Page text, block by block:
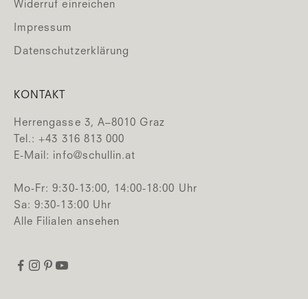
Widerruf einreichen
Impressum
Datenschutzerklärung
KONTAKT
Herrengasse 3, A–8010 Graz
Tel.: +43 316 813 000
E-Mail: info@schullin.at
Mo-Fr: 9:30-13:00, 14:00-18:00 Uhr
Sa: 9:30-13:00 Uhr
Alle Filialen ansehen